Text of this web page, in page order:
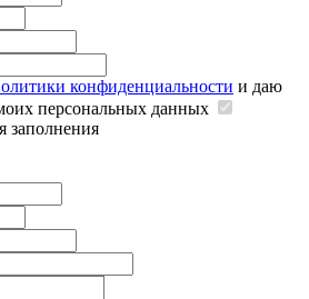
конфиденциальности и даю
персональных данных
заполнения